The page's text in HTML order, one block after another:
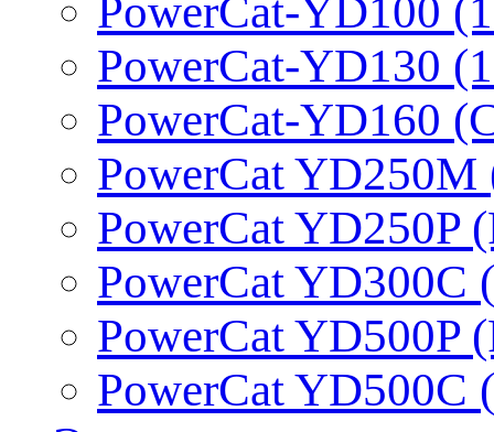
PowerCat-YD100
PowerCat-YD130
PowerCat-YD160
PowerCat YD250M
PowerCat YD250P
PowerCat YD300C
PowerCat YD500P
PowerCat YD500C